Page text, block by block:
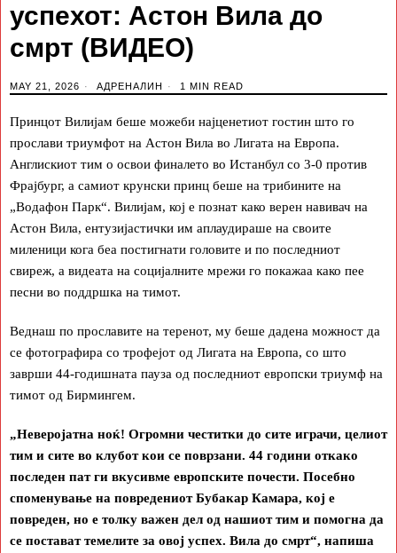
успехот: Астон Вила до
смрт (ВИДЕО)
MAY 21, 2026 АДРЕНАЛИН 1 MIN READ
Принцот Вилијам беше можеби најценетиот гостин што го
прослави триумфот на Астон Вила во Лигата на Европа.
Англискиот тим о освои финалето во Истанбул со 3-0 против
Фрајбург, а самиот крунски принц беше на трибините на
„Водафон Парк“. Вилијам, кој е познат како верен навивач на
Астон Вила, ентузијастички им аплаудираше на своите
миленици кога беа постигнати головите и по последниот
свиреж, а видеата на социјалните мрежи го покажаа како пее
песни во поддршка на тимот.
Веднаш по прославите на теренот, му беше дадена можност да
се фотографира со трофејот од Лигата на Европа, со што
заврши 44-годишната пауза од последниот европски триумф на
тимот од Бирмингем.
„Неверојатна ноќ! Огромни честитки до сите играчи, целиот
тим и сите во клубот кои се поврзани. 44 години откако
последен пат ги вкусивме европските почести. Посебно
споменување на повредениот Бубакар Камара, кој е
повреден, но е толку важен дел од нашиот тим и помогна да
се постават темелите за овој успех. Вила до смрт“, напиша